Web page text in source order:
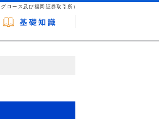
ロース及び福岡証券取引所)